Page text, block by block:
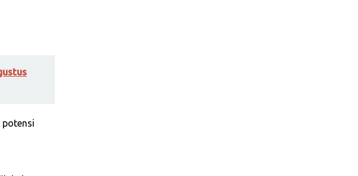
potensi